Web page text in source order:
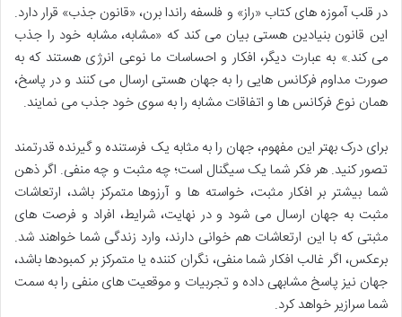
در قلب آموزه های کتاب «راز» و فلسفه راندا برن، «قانون جذب» قرار دارد.
این قانون بنیادین هستی بیان می کند که «مشابه، مشابه خود را جذب
می کند.» به عبارت دیگر، افکار و احساسات ما نوعی انرژی هستند که به
صورت مداوم فرکانس هایی را به جهان هستی ارسال می کنند و در پاسخ،
همان نوع فرکانس ها و اتفاقات مشابه را به سوی خود جذب می نمایند.
برای درک بهتر این مفهوم، جهان را به مثابه یک فرستنده و گیرنده قدرتمند
تصور کنید. هر فکر شما یک سیگنال است؛ چه مثبت و چه منفی. اگر ذهن
شما بیشتر بر افکار مثبت، خواسته ها و آرزوها متمرکز باشد، ارتعاشات
مثبت به جهان ارسال می شود و در نهایت، شرایط، افراد و فرصت های
مثبتی که با این ارتعاشات هم خوانی دارند، وارد زندگی شما خواهند شد.
برعکس، اگر غالب افکار شما منفی، نگران کننده یا متمرکز بر کمبودها باشد،
جهان نیز پاسخ مشابهی داده و تجربیات و موقعیت های منفی را به سمت
شما سرازیر خواهد کرد.